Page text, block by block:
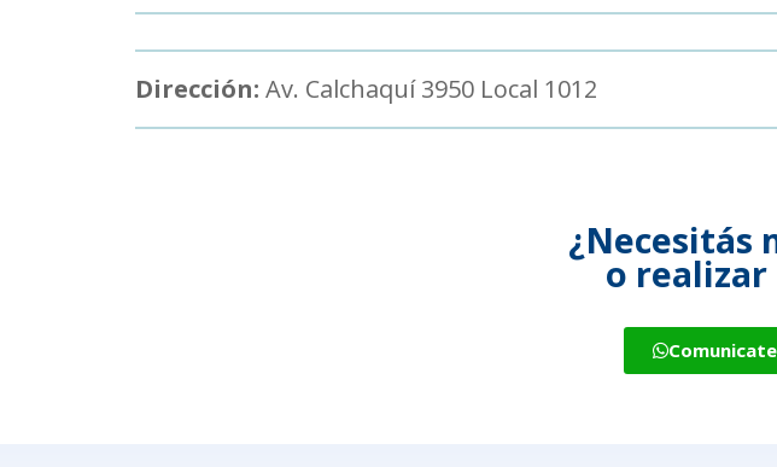
Dirección: Av. Calchaquí 3950 Local 1012
¿Necesitás
o realizar